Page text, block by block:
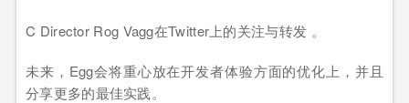
C Director Rog Vagg在Twitter上的关注与转发 。
未来，Egg会将重心放在开发者体验方面的优化上，并且
分享更多的最佳实践。